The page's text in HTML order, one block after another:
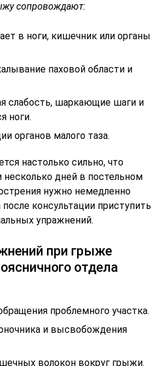
сопровождают:
в ноги, кишечник или органы
паховой области и
слабость, шаркающие шаги и
ноги.
органов малого таза.
настолько сильно, что
несколько дней в постельном
нужно немедленно
после консультации приступить
упражнений.
при грыже
отдела
проблемного участка.
и высвобождения
волокон вокруг грыжи.